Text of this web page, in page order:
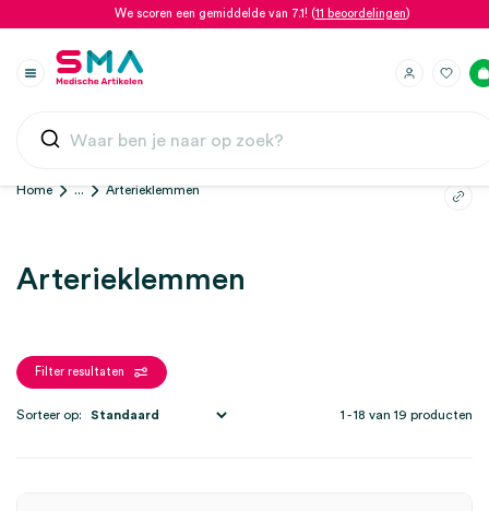
We scoren een gemiddelde van 7.1! (11 beoordelingen)
Home ... Arterieklemmen
Arterieklemmen
Filter resultaten
1 - 18 van 19 producten
Sorteer op: